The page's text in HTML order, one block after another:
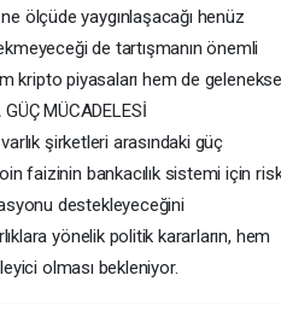
ölçüde yaygınlaşacağı henüz
de tartışmanın önemli
kripto piyasaları hem de
MÜCADELESİ
şirketleri arasındaki güç
faizinin bankacılık sistemi için
destekleyeceğini
yönelik politik kararların, hem
olması bekleniyor.